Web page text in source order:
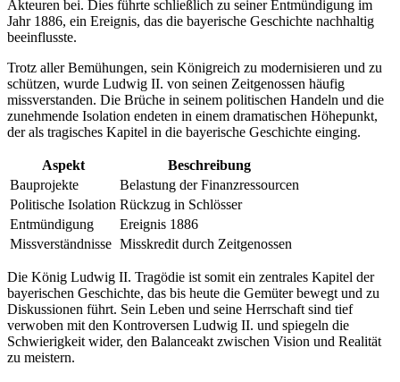
Akteuren bei. Dies führte schließlich zu seiner Entmündigung im
Jahr 1886, ein Ereignis, das die bayerische Geschichte nachhaltig
beeinflusste.
Trotz aller Bemühungen, sein Königreich zu modernisieren und zu
schützen, wurde Ludwig II. von seinen Zeitgenossen häufig
missverstanden. Die Brüche in seinem politischen Handeln und die
zunehmende Isolation endeten in einem dramatischen Höhepunkt,
der als tragisches Kapitel in die bayerische Geschichte einging.
Aspekt
Beschreibung
Bauprojekte
Belastung der Finanzressourcen
Politische Isolation Rückzug in Schlösser
Entmündigung
Ereignis 1886
Missverständnisse Misskredit durch Zeitgenossen
Die König Ludwig II. Tragödie ist somit ein zentrales Kapitel der
bayerischen Geschichte, das bis heute die Gemüter bewegt und zu
Diskussionen führt. Sein Leben und seine Herrschaft sind tief
verwoben mit den Kontroversen Ludwig II. und spiegeln die
Schwierigkeit wider, den Balanceakt zwischen Vision und Realität
zu meistern.